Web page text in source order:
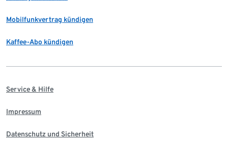
Mobilfunkvertrag kündigen
Kaffee-Abo kündigen
Service & Hilfe
Impressum
Datenschutz und Sicherheit